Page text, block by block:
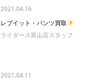
2021.04.16
レブイット・パンツ買取
ライダース富山店スタッフ
2021.04.11